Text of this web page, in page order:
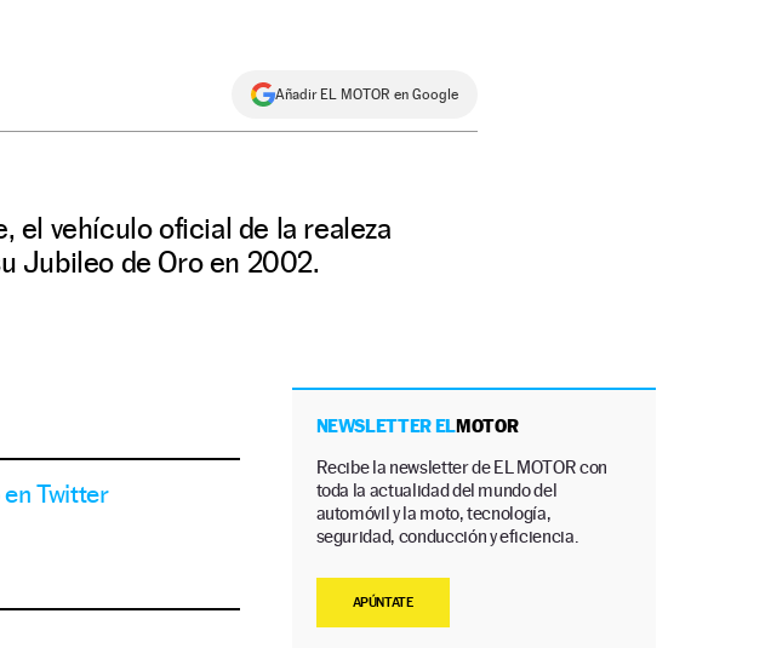
Añadir EL MOTOR en Google
el vehículo oficial de la realeza
Jubileo de Oro en 2002.
Twitter
NEWSLETTER ELMOTOR
Recibe la newsletter de EL MOTOR con
toda la actualidad del mundo del
automóvil y la moto, tecnología,
seguridad, conducción y eficiencia.
APÚNTATE